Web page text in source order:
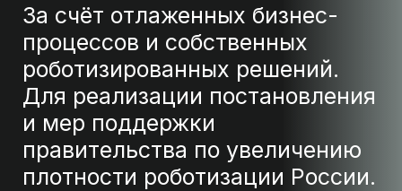
За счёт отлаженных бизнес-
процессов и собственных
роботизированных решений.
Для реализации постановления
и мер поддержки
правительства по увеличению
плотности роботизации России.